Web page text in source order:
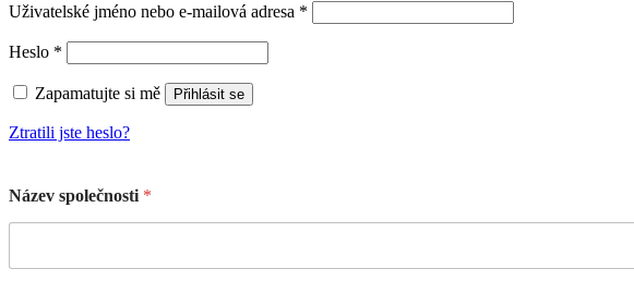
Uživatelské jméno nebo e-mailová adresa *
Heslo *
Zapamatujte si mě Přihlásit se
Ztratili jste heslo?
Název společnosti *